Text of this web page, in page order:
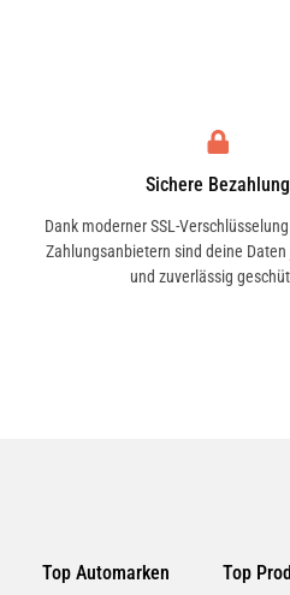
Sichere Bezahlung
Dank moderner SSL-
Zahlungsanbietern sind deine
und zuverlässig
Top Automarken Top